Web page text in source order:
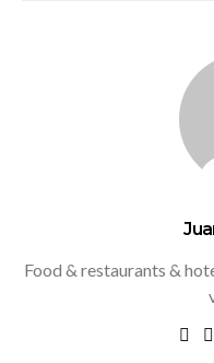
Food & restaurants &